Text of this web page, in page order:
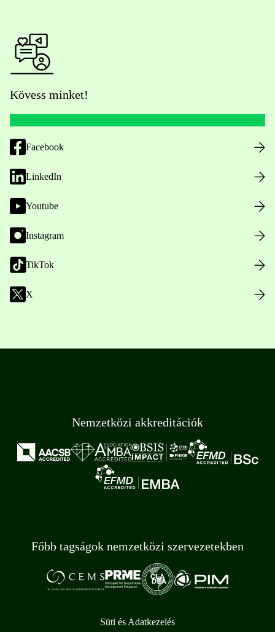
Kövess minket!
Facebook
LinkedIn
Youtube
Instagram
TikTok
X
Nemzetközi akkreditációk
Főbb tagságok nemzetközi szervezetekben
Süti és Adatkezelés